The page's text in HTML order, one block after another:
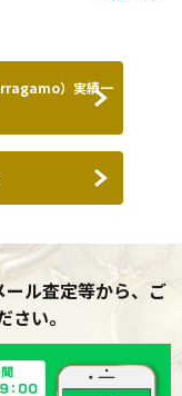
）実績一
ル査定等から、ご
い。